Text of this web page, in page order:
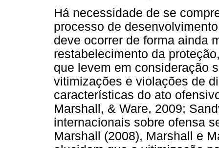
Há necessidade de se
processo de
deve ocorrer de forma ainda
restabelecimento da
que levem em consideração
vitimizações e violações de
características do ato
Marshall, & Ware, 2009;
internacionais sobre ofensa
Marshall (2008), Marshall e